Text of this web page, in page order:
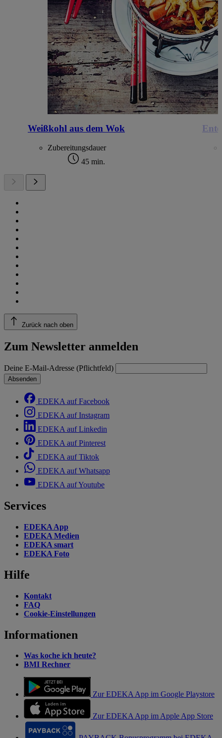
Weißkohl aus dem Wok
Zubereitungsdauer
45 min.
Zurück nach oben
Zum Newsletter anmelden
Deine E-Mail-Adresse (Pflichtfeld)
Absenden
EDEKA auf Facebook
EDEKA auf Instagram
EDEKA auf Linkedin
EDEKA auf Pinterest
EDEKA auf Tiktok
EDEKA auf Whatsapp
EDEKA auf Youtube
Services
EDEKA App
EDEKA Medien
EDEKA smart
EDEKA Foto
Hilfe
Kontakt
FAQ
Cookie-Einstellungen
Informationen
Was koche ich heute?
BMI Rechner
Zur EDEKA App im Google Playstore
Zur EDEKA App im Apple App Store